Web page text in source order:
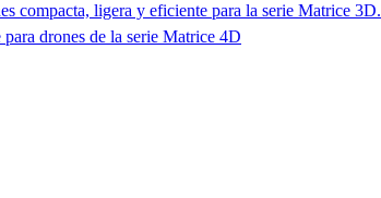
compacta, ligera y eficiente para la serie Matrice 3D.
drones de la serie Matrice 4D